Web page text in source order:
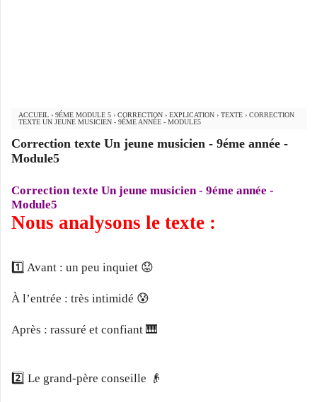
ACCUEIL › 9ÉME MODULE 5 › CORRECTION › EXPLICATION › TEXTE › CORRECTION
TEXTE UN JEUNE MUSICIEN - 9ÉME ANNÉE - MODULE5
Correction texte Un jeune musicien - 9éme année -
Module5
Correction texte Un jeune musicien - 9éme année -
Module5
Nous analysons le texte :
1️⃣ Avant : un peu inquiet 😟
À l’entrée : très intimidé 😰
Après : rassuré et confiant 🎹
2️⃣ Le grand-père conseille 👴